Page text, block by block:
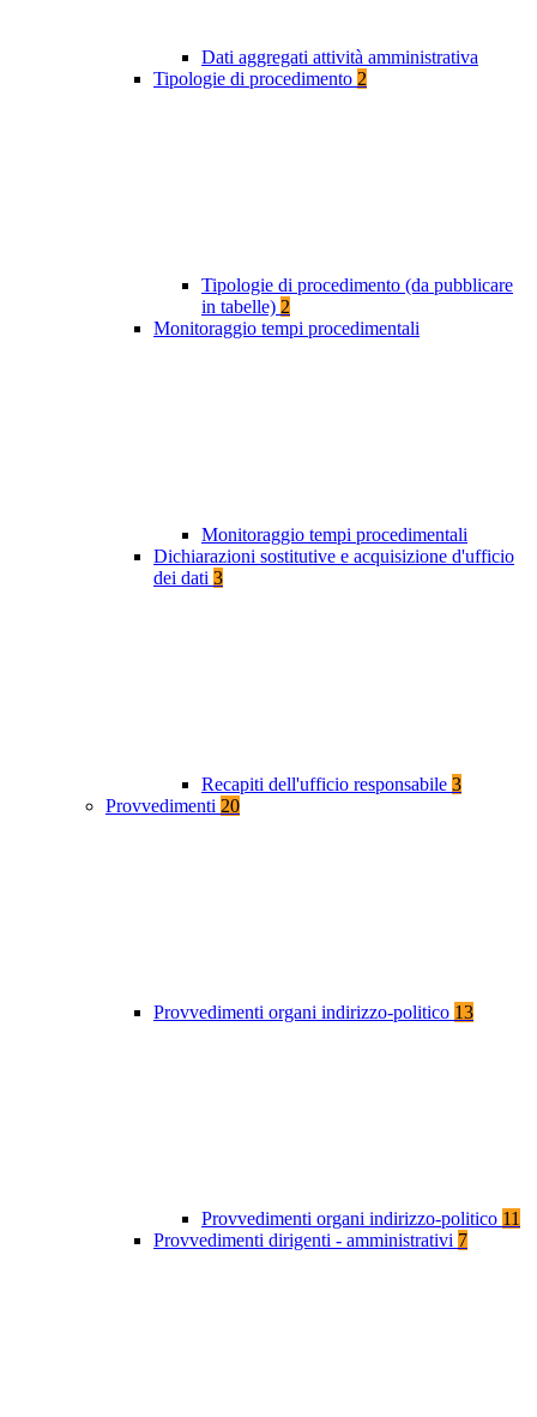
Dati aggregati attività amministrativa
Tipologie di procedimento 2
Tipologie di procedimento (da pubblicare
in tabelle) 2
Monitoraggio tempi procedimentali
Monitoraggio tempi procedimentali
Dichiarazioni sostitutive e acquisizione d'ufficio
dei dati 3
Recapiti dell'ufficio responsabile 3
Provvedimenti 20
Provvedimenti organi indirizzo-politico 13
Provvedimenti organi indirizzo-politico 11
Provvedimenti dirigenti - amministrativi 7